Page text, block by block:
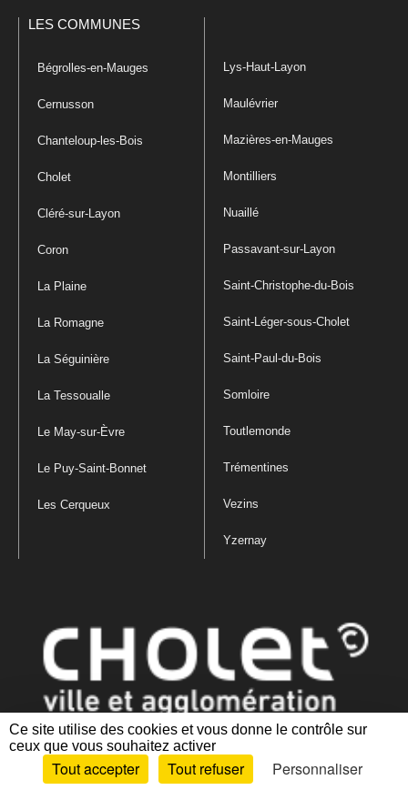
Ce site utilise des cookies et vous donne le contrôle sur
ceux que vous souhaitez activer
Tout accepter Tout refuser
Personnaliser
LES COMMUNES
Bégrolles-en-Mauges
Cernusson
Chanteloup-les-Bois
Cholet
Cléré-sur-Layon
Coron
La Plaine
La Romagne
La Séguinière
La Tessoualle
Le May-sur-Èvre
Le Puy-Saint-Bonnet
Les Cerqueux
Lys-Haut-Layon
Maulévrier
Mazières-en-Mauges
Montilliers
Nuaillé
Passavant-sur-Layon
Saint-Christophe-du-Bois
Saint-Léger-sous-Cholet
Saint-Paul-du-Bois
Somloire
Toutlemonde
Trémentines
Vezins
Yzernay
Mentions légales|Politique de confidentialité
des cookies |Plan du site Accessibilité : partiellement conforme